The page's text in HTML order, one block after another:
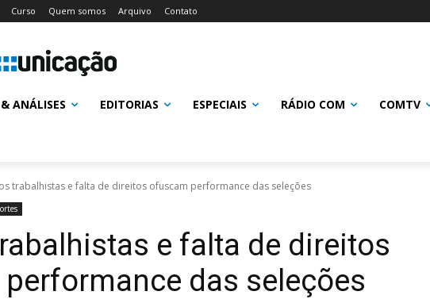
Curso Quem somos Arquivo Contato
ANÁLISES EDITORIAS ESPECIAIS RÁDIO COM COMTV
trabalhistas e falta de direitos ofuscam performance das seleções
e falta de direitos
das seleções